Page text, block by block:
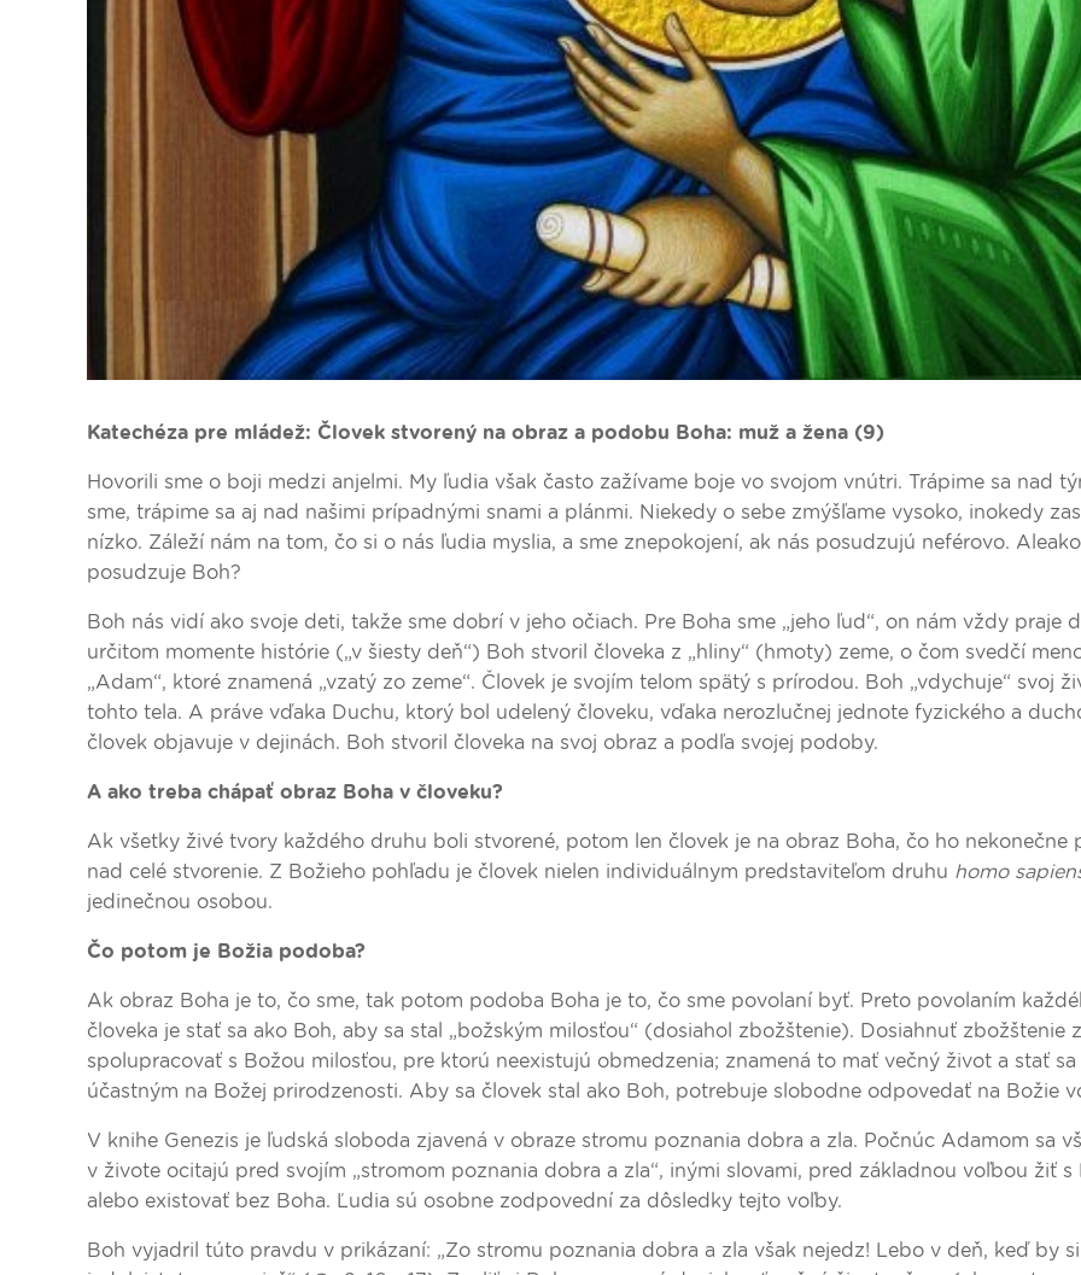
Katechéza pre mládež: Človek stvorený na obraz a podobu Boha: muž a žena (9)
Hovorili sme o boji medzi anjelmi. My ľudia však často zažívame boje vo svojom vnútri. Trápime sa nad
sme, trápime sa aj nad našimi prípadnými snami a plánmi. Niekedy o sebe zmýšľame vysoko, inokedy
nízko. Záleží nám na tom, čo si o nás ľudia myslia, a sme znepokojení, ak nás posudzujú neférovo.
posudzuje Boh?
Boh nás vidí ako svoje deti, takže sme dobrí v jeho očiach. Pre Boha sme „jeho ľud“, on nám vždy praje
určitom momente histórie („v šiesty deň“) Boh stvoril človeka z „hliny“ (hmoty) zeme, o čom svedčí
„Adam“, ktoré znamená „vzatý zo zeme“. Človek je svojím telom spätý s prírodou. Boh „vdychuje“ svoj
tohto tela. A práve vďaka Duchu, ktorý bol udelený človeku, vďaka nerozlučnej jednote fyzického a
človek objavuje v dejinách. Boh stvoril človeka na svoj obraz a podľa svojej podoby.
A ako treba chápať obraz Boha v človeku?
Ak všetky živé tvory každého druhu boli stvorené, potom len človek je na obraz Boha, čo ho nekonečne
nad celé stvorenie. Z Božieho pohľadu je človek nielen individuálnym predstaviteľom druhu homo
jedinečnou osobou.
Čo potom je Božia podoba?
Ak obraz Boha je to, čo sme, tak potom podoba Boha je to, čo sme povolaní byť. Preto povolaním
človeka je stať sa ako Boh, aby sa stal „božským milosťou“ (dosiahol zbožštenie). Dosiahnuť zbožštenie
spolupracovať s Božou milosťou, pre ktorú neexistujú obmedzenia; znamená to mať večný život a stať sa
účastným na Božej prirodzenosti. Aby sa človek stal ako Boh, potrebuje slobodne odpovedať na Božie
V knihe Genezis je ľudská sloboda zjavená v obraze stromu poznania dobra a zla. Počnúc Adamom sa
v živote ocitajú pred svojím „stromom poznania dobra a zla“, inými slovami, pred základnou voľbou žiť s
alebo existovať bez Boha. Ľudia sú osobne zodpovední za dôsledky tejto voľby.
Boh vyjadril túto pravdu v prikázaní: „Zo stromu poznania dobra a zla však nejedz! Lebo v deň, keď by